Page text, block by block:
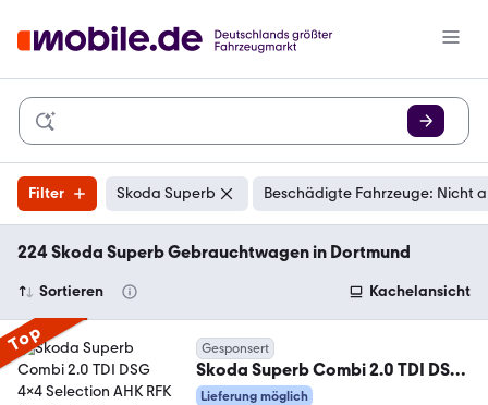
Filter Skoda Superb Beschädigte Fahrzeuge: Nicht
224 Skoda Superb Gebrauchtwagen in Dortmund
Sortieren Kachelansicht
Top Gesponsert
Skoda Superb Combi 2.0 TDI DSG
4x4 Selection AHK RFK M
Lieferung möglich